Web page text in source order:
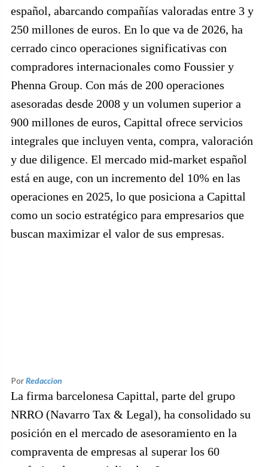
español, abarcando compañías valoradas entre 3 y
250 millones de euros. En lo que va de 2026, ha
cerrado cinco operaciones significativas con
compradores internacionales como Foussier y
Phenna Group. Con más de 200 operaciones
asesoradas desde 2008 y un volumen superior a
900 millones de euros, Capittal ofrece servicios
integrales que incluyen venta, compra, valoración
y due diligence. El mercado mid-market español
está en auge, con un incremento del 10% en las
operaciones en 2025, lo que posiciona a Capittal
como un socio estratégico para empresarios que
buscan maximizar el valor de sus empresas.
PorRedaccion
La firma barcelonesa Capittal, parte del grupo
NRRO (Navarro Tax & Legal), ha consolidado su
posición en el mercado de asesoramiento en la
compraventa de empresas al superar los 60